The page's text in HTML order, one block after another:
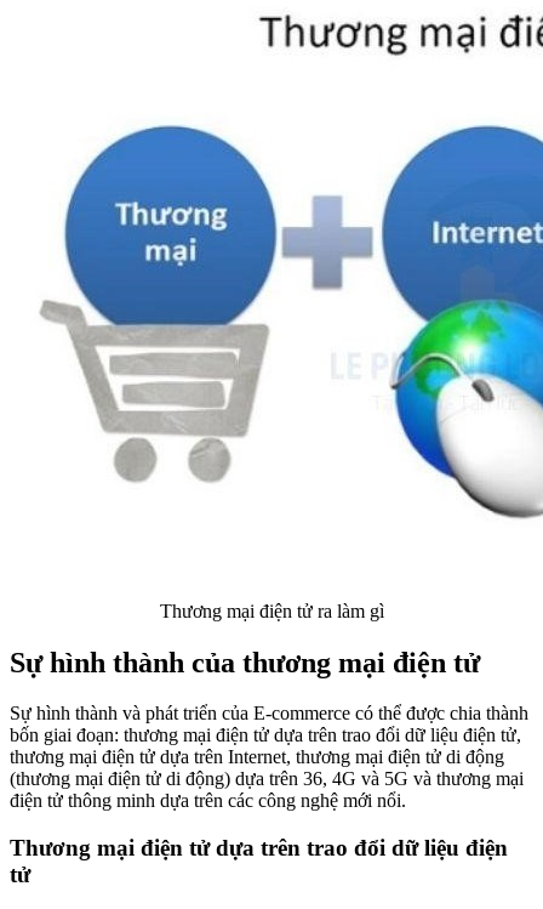
Thương mại điện tử ra làm gì
Sự hình thành của thương mại điện tử
Sự hình thành và phát triển của E-commerce có thể được chia thành
bốn giai đoạn: thương mại điện tử dựa trên trao đổi dữ liệu điện tử,
thương mại điện tử dựa trên Internet, thương mại điện tử di động
(thương mại điện tử di động) dựa trên 36, 4G và 5G và thương mại
điện tử thông minh dựa trên các công nghệ mới nổi.
Thương mại điện tử dựa trên trao đổi dữ liệu điện
tử